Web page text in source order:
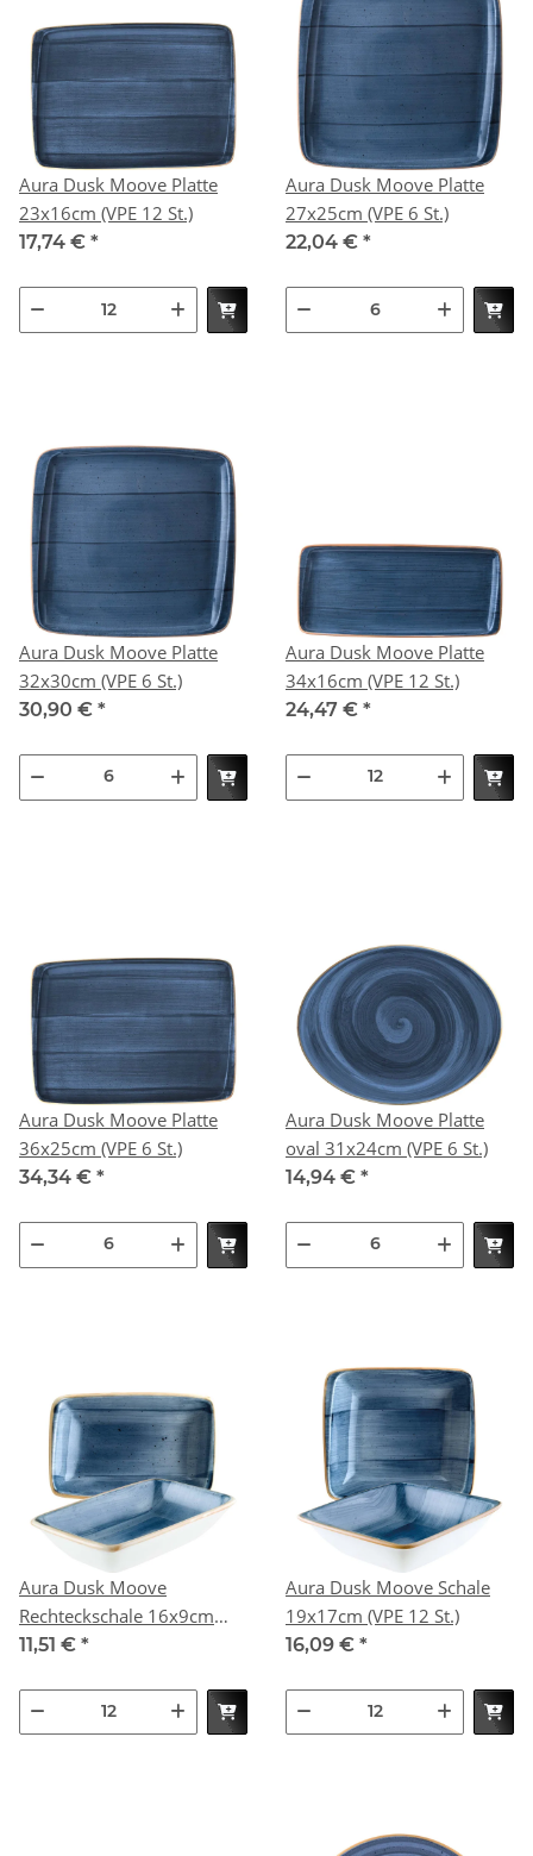
Aura Dusk Moove Platte
23x16cm (VPE 12 St.)
17,74 € *
Aura Dusk Moove Platte
27x25cm (VPE 6 St.)
22,04 € *
Aura Dusk Moove Platte
32x30cm (VPE 6 St.)
30,90 € *
Aura Dusk Moove Platte
34x16cm (VPE 12 St.)
24,47 € *
Aura Dusk Moove Platte
36x25cm (VPE 6 St.)
34,34 € *
Aura Dusk Moove Platte
oval 31x24cm (VPE 6 St.)
14,94 € *
Aura Dusk Moove
Rechteckschale 16x9cm
(VPE 12 St.)
11,51 € *
Aura Dusk Moove Schale
19x17cm (VPE 12 St.)
16,09 € *